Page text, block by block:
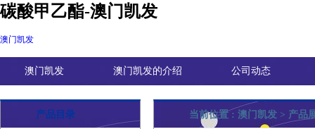
碳酸甲乙酯-澳门凯发
澳门凯发
澳门凯发 澳门凯发的介绍 公司动态
产品目录 当前位置 : 澳门凯发 > 产品